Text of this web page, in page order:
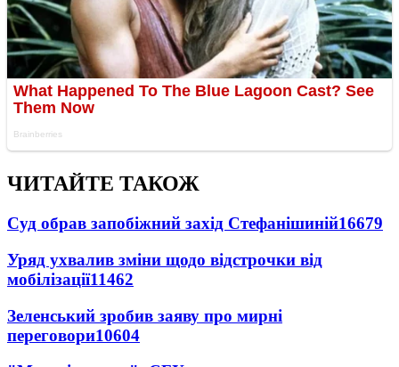
ЧИТАЙТЕ ТАКОЖ
Суд обрав запобіжний захід Стефанішиній16679
Уряд ухвалив зміни щодо відстрочки від
мобілізації11462
Зеленський зробив заяву про мирні
переговори10604